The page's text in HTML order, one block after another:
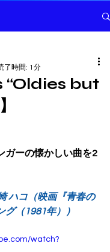
“Oldies but
了時間: 1分
ーの懐かしい曲を2
ハコ（映画『青春の
グ（1981年））
watch?